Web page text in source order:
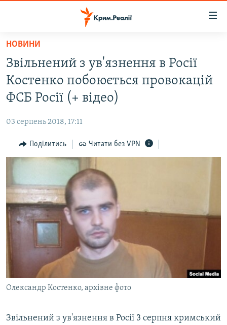
Перейти
основного
матеріалу
Перейти
до
основної
навігації
Перейти
до
пошуку
ВІДЕО ТА ФОТО
БЛОГИ
ПОГЛЯД
ІНТЕРВ'Ю
ВСЕ ЗА ДЕНЬ
СПЕЦПРОЕКТИ
ДЕПОРТАЦІЯ
ВІДЕОУРОКИ «ELIFBE»
СВІДЧЕННЯ ОКУПАЦІЇ
УКРАЇНСЬКА ПРОБЛЕМА КРИМУ
ІНФОГРАФІКА
ЯК ОБІЙТИ БЛОКУВАННЯ
Русский
Qırımtatar
ДОЛУЧАЙСЯ!
НОВИНИ
Звільнений з ув'язнення в Росії
Костенко побоюється провокацій
ФСБ Росії (+ відео)
03 серпень 2018, 17:11
Поділитись Читати без VPN
Олександр Костенко, архівне фото
Звільнений з ув'язнення в Росії 3 серпня кримський